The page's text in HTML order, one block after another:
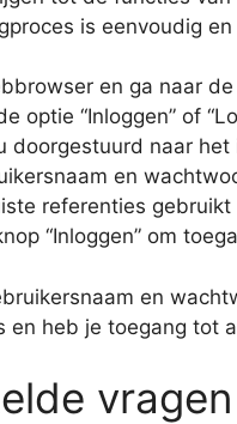
is eenvoudig
en ga naar
optie “Inloggen” of
doorgestuurd naar het
en
referenties
“Inloggen” om
en
en heb je toegang tot
vragen